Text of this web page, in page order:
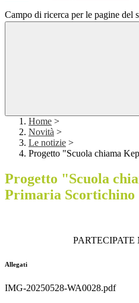
Campo di ricerca per le pagine del
Home >
Novità >
Le notizie >
Progetto "Scuola chiama
Progetto "Scuola
Primaria Scortichino
PARTECIPATE
Allegati
IMG-20250528-WA0028.pdf